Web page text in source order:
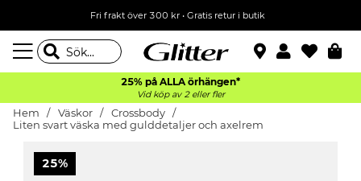
Fri frakt över 300 kr• Gratis retur i butik
25% på ALLA örhängen*
Vid köp av 2 eller fler
Hem Väskor
Crossbody
Liten svart väska med gulddetaljer och axelrem
25%